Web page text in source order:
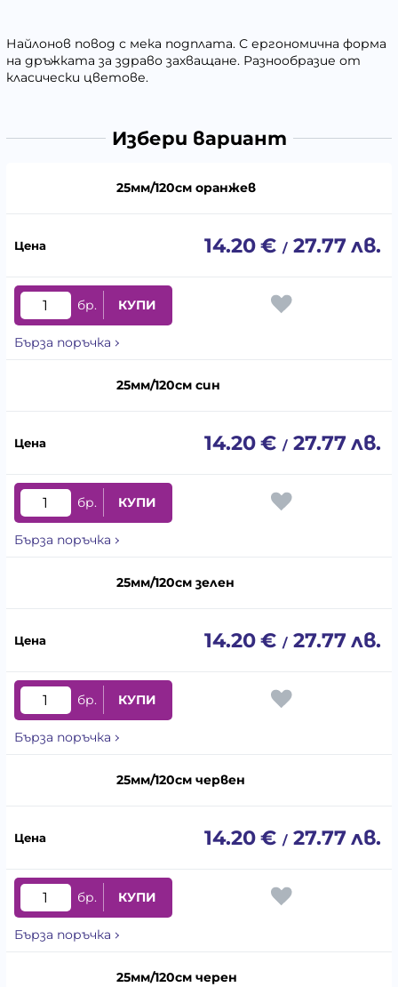
Найлонов повод с мека подплата. С ергономична форма
на дръжката за здраво захващане. Разнообразие от
класически цветове.
Избери вариант
25мм/120см оранжев
14.20€ / 27.77лв.
бр. КУПИ
Бърза поръчка
25мм/120см син
14.20€ / 27.77лв.
бр. КУПИ
Бърза поръчка
25мм/120см зелен
14.20€ / 27.77лв.
бр. КУПИ
Бърза поръчка
25мм/120см червен
14.20€ / 27.77лв.
бр. КУПИ
Бърза поръчка
25мм/120см черен